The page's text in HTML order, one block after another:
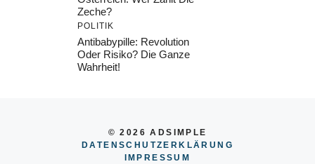
Zeche?
POLITIK
Antibabypille: Revolution
Oder Risiko? Die Ganze
Wahrheit!
© 2026 ADSIMPLE
DATENSCHUTZERKLÄRUNG
IMPRESSU M